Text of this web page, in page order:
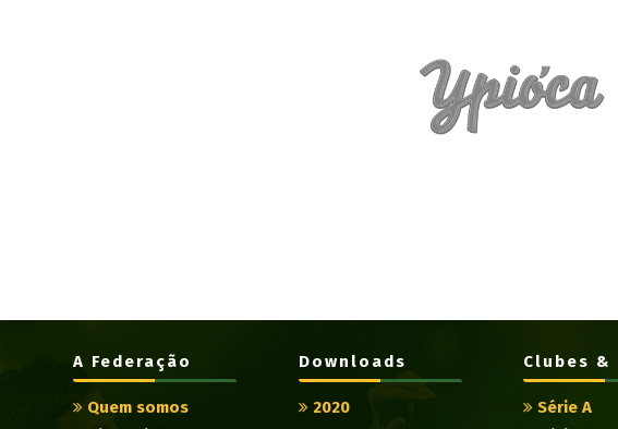
A Federação
Quem somos
Downloads
2020
Clubes &
Série A